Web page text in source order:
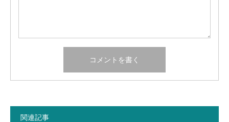
関連記事